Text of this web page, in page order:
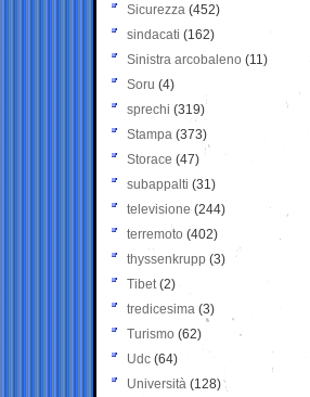
Sicurezza (452)
sindacati (162)
Sinistra arcobaleno (11)
Soru (4)
sprechi (319)
Stampa (373)
Storace (47)
subappalti (31)
televisione(244)
terremoto (402)
thyssenkrupp (3)
Tibet(2)
tredicesima (3)
Turismo (62)
Udc (64)
Università (128)